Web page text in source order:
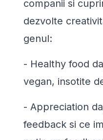
companii si
dezvolte
genul:
- Healthy food
vegan, insotite
- Appreciation
feedback si ce